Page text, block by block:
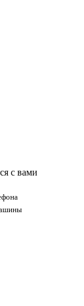
с вами